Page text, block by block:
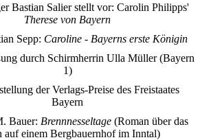
Bastian Salier stellt vor: Carolin Philipps'
Therese von Bayern
Sepp: Caroline - Bayerns erste Königin
durch Schirmherrin Ulla Müller (Bayern
1)
der Verlags-Preise des Freistaates
Bayern
Bauer: Brennnesseltage (Roman über das
auf einem Bergbauernhof im Inntal)